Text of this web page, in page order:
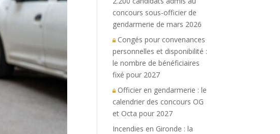
concours sous-officier de
gendarmerie de mars 2026
Congés pour convenances
personnelles et disponibilité :
le nombre de bénéficiaires
fixé pour 2027
Officier en gendarmerie : le
calendrier des concours OG
et Octa pour 2027
Incendies en Gironde : la